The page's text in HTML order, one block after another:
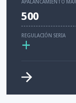
APALANCAMIENTO
500
REGULACIÓN SERIA
+